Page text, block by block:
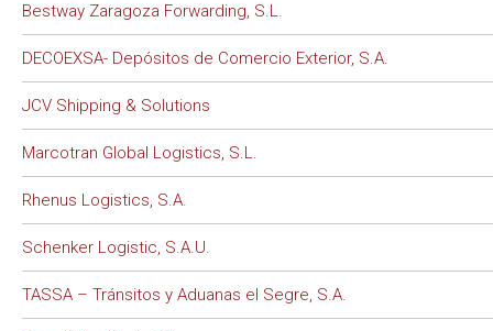
Bestway Zaragoza Forwarding, S.L.
DECOEXSA- Depósitos de Comercio Exterior, S.A.
JCV Shipping & Solutions
Marcotran Global Logistics, S.L.
Rhenus Logistics, S.A.
Schenker Logistic, S.A.U.
TASSA – Tránsitos y Aduanas el Segre, S.A.